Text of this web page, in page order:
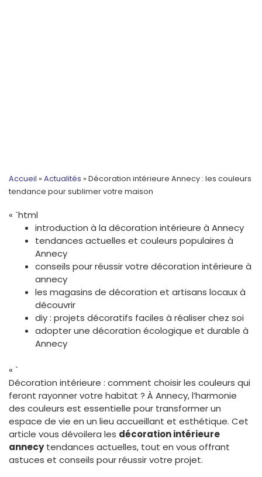
Accueil » Actualités » Décoration intérieure Annecy : les couleurs
tendance pour sublimer votre maison
« `html
introduction à la décoration intérieure à Annecy
tendances actuelles et couleurs populaires à
Annecy
conseils pour réussir votre décoration intérieure à
annecy
les magasins de décoration et artisans locaux à
découvrir
diy : projets décoratifs faciles à réaliser chez soi
adopter une décoration écologique et durable à
Annecy
« `
Décoration intérieure : comment choisir les couleurs qui
feront rayonner votre habitat ? À Annecy, l’harmonie
des couleurs est essentielle pour transformer un
espace de vie en un lieu accueillant et esthétique. Cet
article vous dévoilera les décoration intérieure
annecytendances actuelles, tout en vous offrant
astuces et conseils pour réussir votre projet.